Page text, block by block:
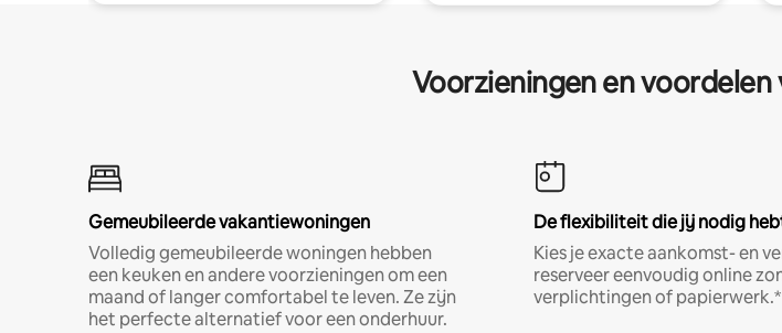
Voorzieningen en
Gemeubileerde vakantiewoningen
Volledig gemeubileerde woningen hebben
een keuken en andere voorzieningen om een
maand of langer comfortabel te leven. Ze zijn
het perfecte alternatief voor een onderhuur.
De flexibiliteit die jij nodig
Kies je exacte aankomst- en
reserveer eenvoudig online
verplichtingen of papierwerk.*